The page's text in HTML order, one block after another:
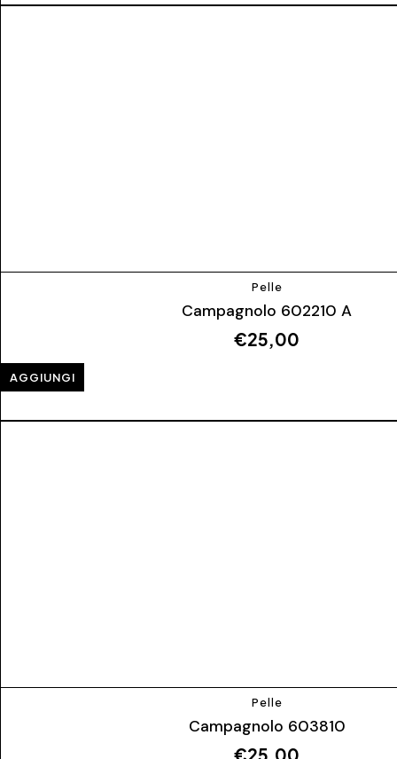
Pelle
Campagnolo 602210 A
€25,00
AGGIUNGI
Pelle
Campagnolo 603810
€25,00